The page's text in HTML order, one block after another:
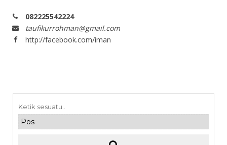
082225542224
taufikurrohman@gmail.com
http://facebook.com/iman